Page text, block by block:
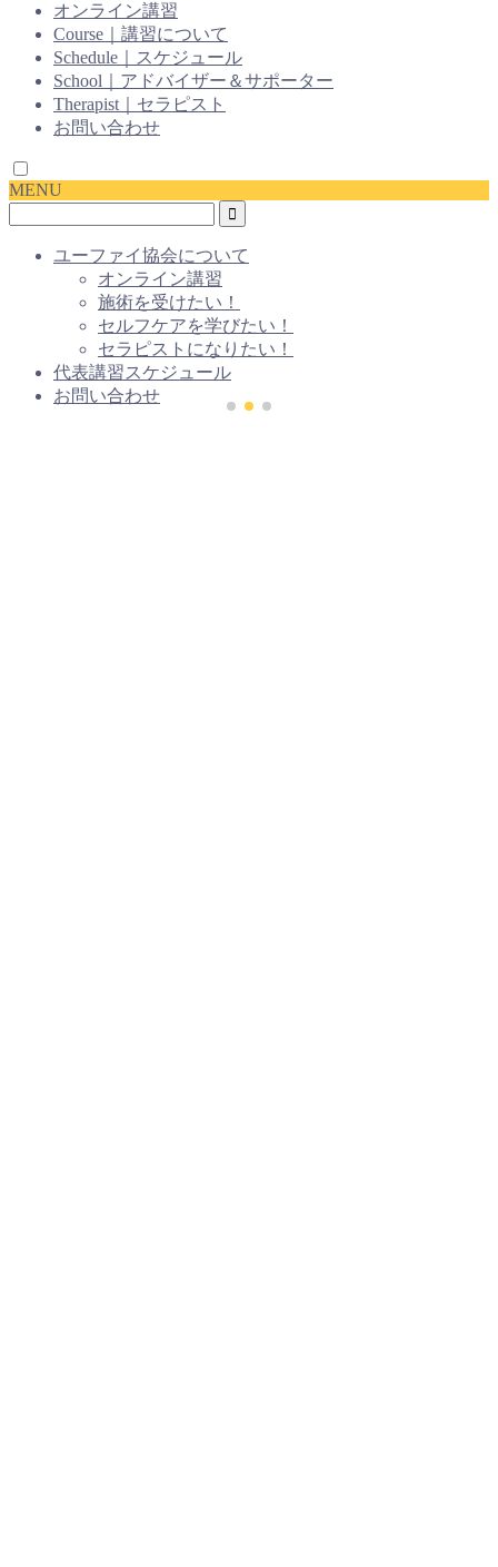
オンライン講習
Course｜講習について
Schedule｜スケジュール
School｜アドバイザー＆サポーター
Therapist｜セラピスト
お問い合わせ
MENU
ユーファイ協会について
オンライン講習
施術を受けたい！
セルフケアを学びたい！
セラピストになりたい！
代表講習スケジュール
お問い合わせ